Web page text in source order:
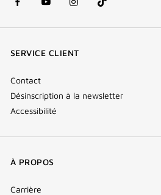
facebook
(nouvelle
youtube
(nouvelle
instagram
(nouvelle
Tik
Tok
SERVICE CLIENT
Contact
Désinscription à la newsletter
Accessibilité
À PROPOS
Carrière